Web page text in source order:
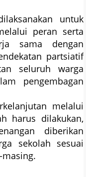
untuk
peran serta
sama dengan
partsiatif
seluruh warga
pengembagan
melalui
harus dilakukan,
diberikan
sekolah sesuai